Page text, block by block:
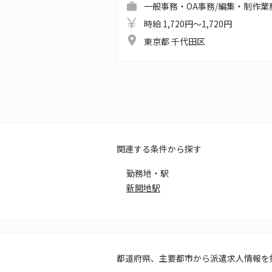
一般事務・OA事務/編集・制作業
時給 1,720円～1,720円
東京都 千代田区
関連する条件から探す
勤務地・駅
新開地駅
都道府県、主要都市から派遣求人情報を